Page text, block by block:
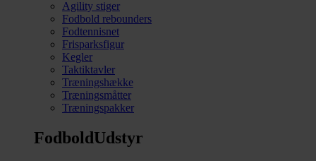
Agility stiger
Fodbold rebounders
Fodtennisnet
Frisparksfigur
Kegler
Taktiktavler
Træningshække
Træningsmåtter
Træningspakker
FodboldUdstyr